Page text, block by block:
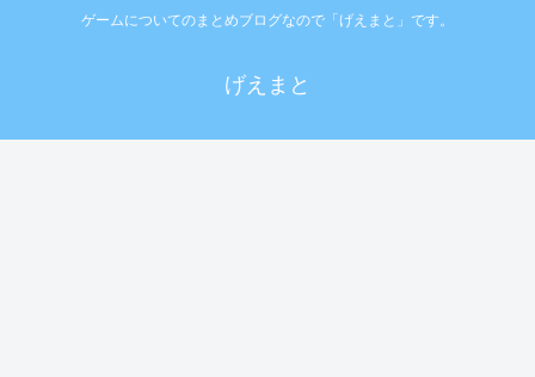
ゲームについてのまとめブログなので「げえまと」です。
げえまと